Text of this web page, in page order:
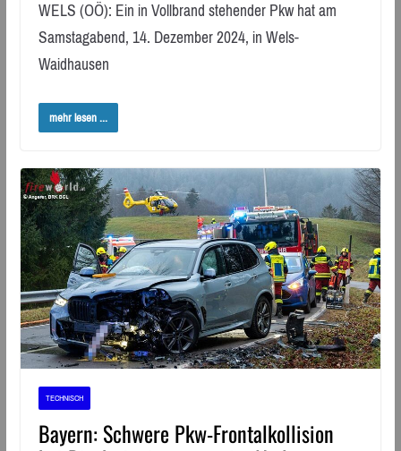
WELS (OÖ): Ein in Vollbrand stehender Pkw hat am
Samstagabend, 14. Dezember 2024, in Wels-
Waidhausen
mehr lesen ...
TECHNISCH
Bayern: Schwere Pkw-Frontalkollision